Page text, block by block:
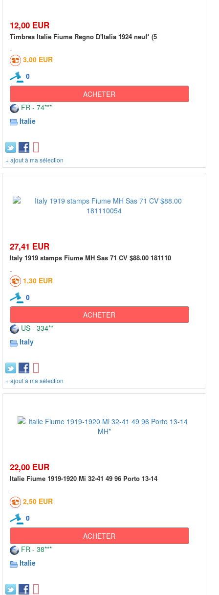
12,00 EUR
Timbres Italie Fiume Regno D'Italia 1924 neuf* (5
3,00 EUR
0
ACHETER
FR - 74***
Italie
+ ajout à ma sélection
27,41 EUR
Italy 1919 stamps Fiume MH Sas 71 CV $88.00 181110
1,30 EUR
0
ACHETER
US - 334**
Italy
+ ajout à ma sélection
22,00 EUR
Italie Fiume 1919-1920 Mi 32-41 49 96 Porto 13-14
2,50 EUR
0
ACHETER
FR - 38***
Italie